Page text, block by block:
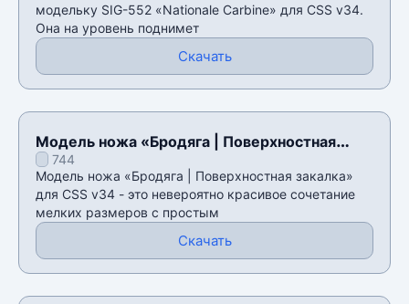
модельку SIG-552 «Nationale Carbine» для CSS v34.
Она на уровень поднимет
Скачать
Модель ножа «Бродяга | Поверхностная
закалка» для CSS v34
744
Модель ножа «Бродяга | Поверхностная закалка»
для CSS v34 - это невероятно красивое сочетание
мелких размеров с простым
Скачать